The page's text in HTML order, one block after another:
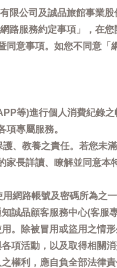
公司及誠品旅館事業
服務約定事項」，在
意事項。如您不同意
等)進行個人消費紀錄
專屬服務。
、教養之責任。若您未
長詳讀、瞭解並同意
網路帳號及密碼所為之
誠品顧客服務中心(客服
。除被冒用或盜用之情
項活動，以及取得相關
權利，應自負全部法律責